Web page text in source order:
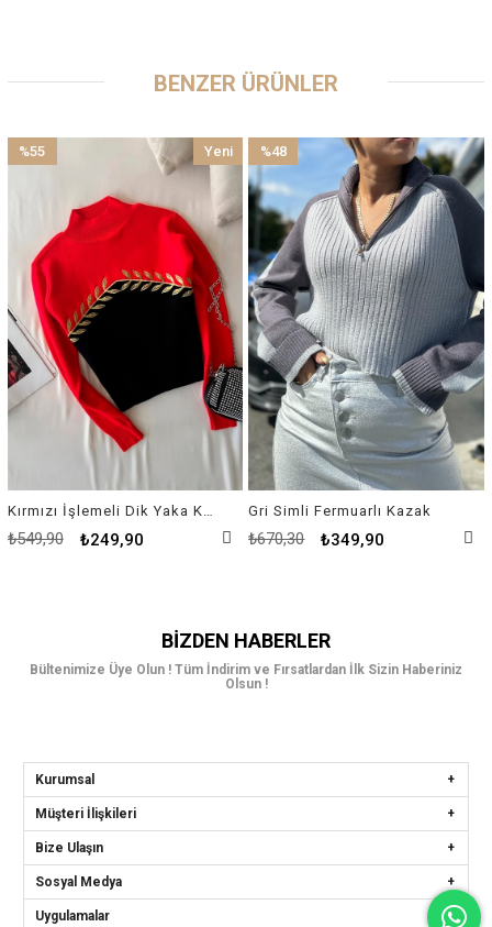
BENZER ÜRÜNLER
₺249,90
₺549,90
%55
%55İndirim
Yeni
Gri Simli Fermuarlı Kazak
₺349,90
₺670,30
%48
İndirim
%48İndirim
BIZDEN HABERLER
Bültenimize Üye Olun ! Tüm İndirim ve Fırsatlardan İlk Sizin Haberiniz
Olsun !
Kurumsal
Müşteri İlişkileri
Bize Ulaşın
Sosyal Medya
Uygulamalar